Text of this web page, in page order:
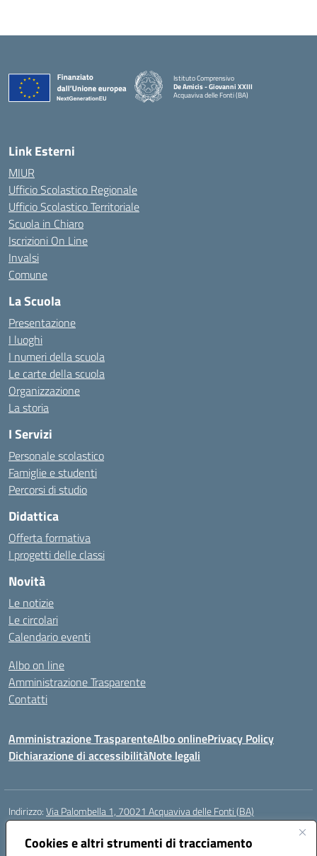
Cookies e altri strumenti di tracciamento
Istituto Comprensivo
De Amicis - Giovanni XXIII
Acquaviva delle Fonti (BA)
— Visita la pagina iniziale della scuola
Link Esterni
MIUR
Ufficio Scolastico Regionale
Ufficio Scolastico Territoriale
Scuola in Chiaro
Iscrizioni On Line
Invalsi
Comune
La Scuola
Presentazione
I luoghi
I numeri della scuola
Le carte della scuola
Organizzazione
La storia
I Servizi
Personale scolastico
Famiglie e studenti
Percorsi di studio
Didattica
Offerta formativa
I progetti delle classi
Novità
Le notizie
Le circolari
Calendario eventi
Albo on line
Amministrazione Trasparente
Contatti
Amministrazione TrasparenteAlbo onlinePrivacy Policy
Dichiarazione di accessibilitàNote legali
Indirizzo:Via Palombella 1, 70021 Acquaviva delle Fonti (BA)
Centralino:
Posta elettronica certificata (PEC):baic89400e@pec.istruzione.it